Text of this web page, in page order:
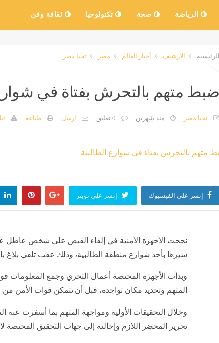
الرياضة صحة تكنولوجيا ثقافة وفن
الرئيسية الارشيف أخبار العالم مصر تحيا مصر
ضبط متهم بالتحرش بفتاة في شوارع
تحيا مصر منذ شهرين 0 تعليق ارسل طباعة
إنشر على الفيسبوك إنشر على تويتر
نجحت الأجهزة الأمنية في إلقاء القبض على شخص عاطل عن
سيرها بأحد شوارع منطقة الطالبية، وذلك عقب تلقي بلاغ
وبدأت الأجهزة المختصة أعمال التحري وجمع المعلومات
المتهم وتحديد مكان تواجده، قبل أن تتمكن قوات الأمن من
وخلال التحقيقات الأولية ومواجهة المتهم بما أسفرت عنه
تحرير المحضر اللازم وإحالته إلى جهات التحقيق المختصة